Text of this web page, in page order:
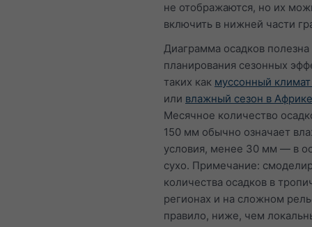
не отображаются, но их
включить в нижней части
Диаграмма осадков полезна
планирования сезонных
таких как муссонный
или влажный сезон в Африке
Месячное количество
150 мм обычно означает
условия, менее 30 мм — в
сухо. Примечание:
количества осадков в
регионах и на сложном
правило, ниже, чем